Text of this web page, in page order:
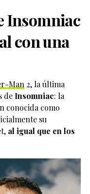
Insomniac
con una
Man 2, la última
de Insomniac: la
conocida como
su
al igual que en los